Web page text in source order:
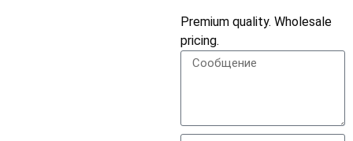
Хотя сертифицированный кабель Cat6A стоит ~$15
против $5 у обычного кабеля, он окупается:
Premium quality. Wholesale
pricing.